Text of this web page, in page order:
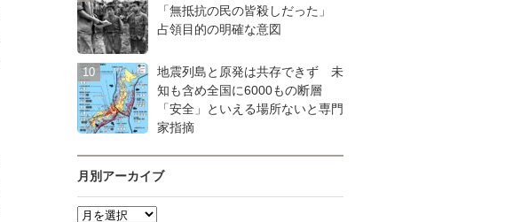
「無抵抗の民の皆殺しだった」
占領目的の明確な意図
地震列島と原発は共存できず 未
知も含め全国に6000もの断層
「安全」といえる場所ないと専門
家指摘
月別アーカイブ